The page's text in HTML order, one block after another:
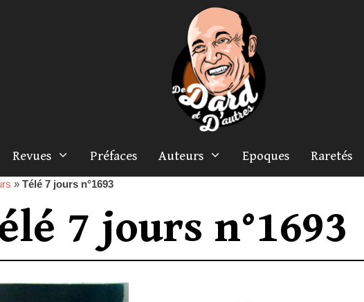
Revues Préfaces Auteurs Epoques Raretés
» Télé 7 jours n°1693
7 jours n°1693